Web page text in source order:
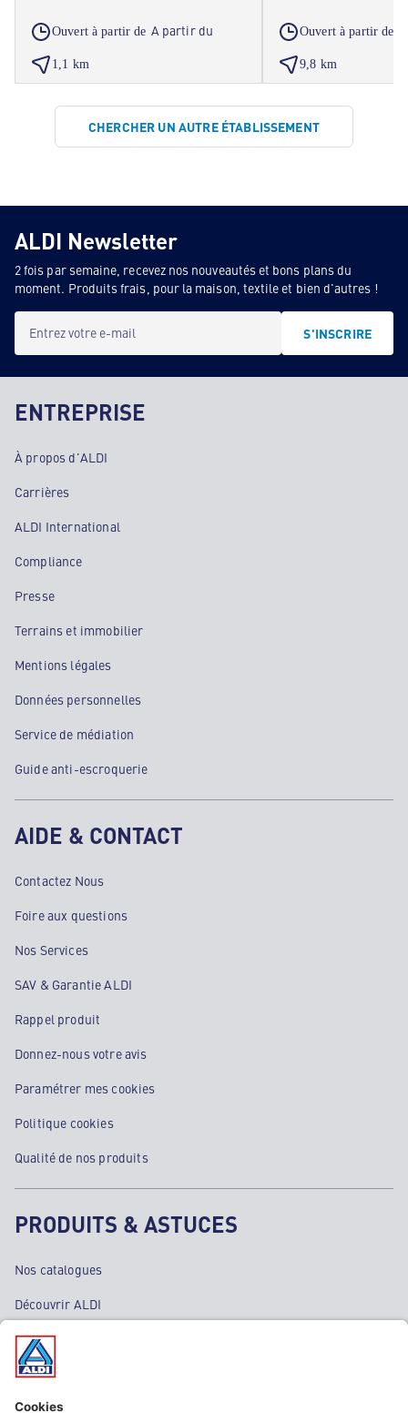
Ouvert à partir de A partir du
1,1 km
Ouvert à partir de
9,8 km
CHERCHER UN AUTRE ÉTABLISSEMENT
ALDI Newsletter
2 fois par semaine, recevez nos nouveautés et bons plans du
moment. Produits frais, pour la maison, textile et bien d'autres !
Entrez votre e-mail S'INSCRIRE
ENTREPRISE
À propos d'ALDI
Carrières
ALDI International
Compliance
Presse
Terrains et immobilier
Mentions légales
Données personnelles
Service de médiation
Guide anti-escroquerie
AIDE & CONTACT
Contactez Nous
Foire aux questions
Nos Services
SAV & Garantie ALDI
Rappel produit
Donnez-nous votre avis
Paramétrer mes cookies
Politique cookies
Qualité de nos produits
PRODUITS & ASTUCES
Nos catalogues
Découvrir ALDI
Nos bons plans
Nos rayons
Nos marques